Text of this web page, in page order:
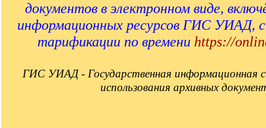
документов в электронном виде,
информационных ресурсов ГИС УИАД,
тарификации по времени https://
ГИС УИАД - Государственная информационная
использования архивных